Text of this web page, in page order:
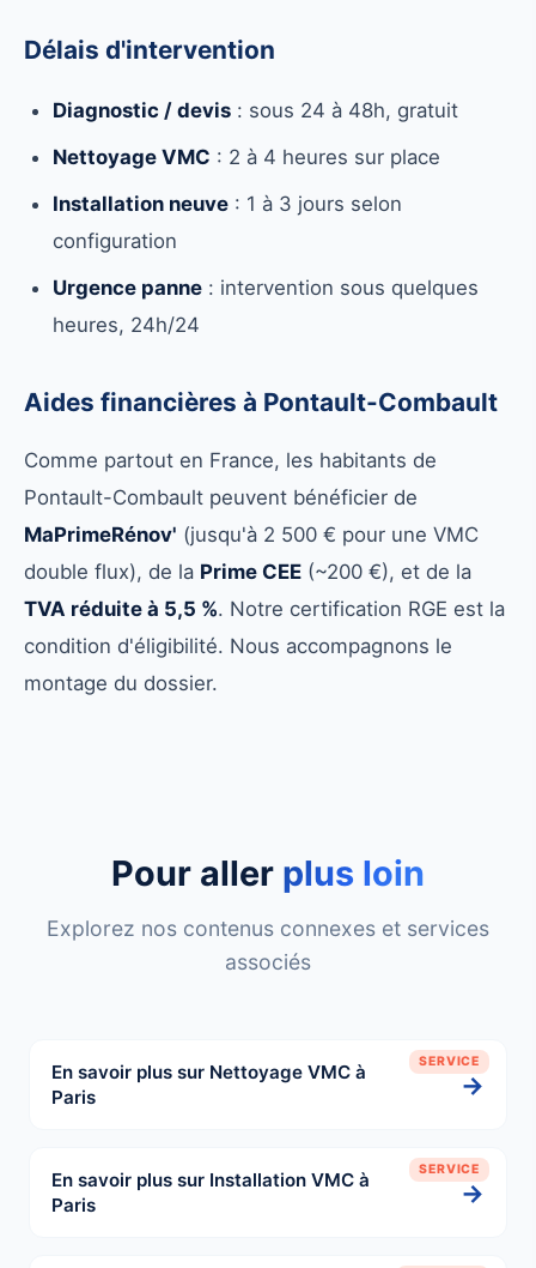
Délais d'intervention
Diagnostic / devis : sous 24 à 48h, gratuit
Nettoyage VMC : 2 à 4 heures sur place
Installation neuve : 1 à 3 jours selon
configuration
Urgence panne : intervention sous quelques
heures, 24h/24
Aides financières à Pontault-Combault
Comme partout en France, les habitants de
Pontault-Combault peuvent bénéficier de
MaPrimeRénov' (jusqu'à 2 500 € pour une VMC
double flux), de la Prime CEE (~200 €), et de la
TVA réduite à 5,5 %. Notre certification RGE est la
condition d'éligibilité. Nous accompagnons le
montage du dossier.
Pour aller plus loin
Explorez nos contenus connexes et services
associés
SERVICE
En savoir plus sur Nettoyage VMC à
Paris
→
SERVICE
En savoir plus sur Installation VMC à
Paris
→